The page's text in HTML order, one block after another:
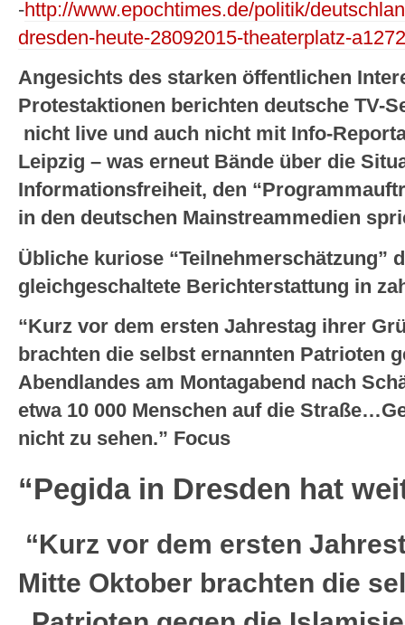
-http://www.epochtimes.de/politik/
dresden-heute-28092015-theaterplatz-
Angesichts des starken öffentlichen
Protestaktionen berichten deutsche TV-
nicht live und auch nicht mit Info-
Leipzig – was erneut Bände über die
Informationsfreiheit, den
in den deutschen Mainstreammedien
Übliche kuriose “Teilnehmerschätzung”
gleichgeschaltete Berichterstattung in
“Kurz vor dem ersten Jahrestag ihrer
brachten die selbst ernannten Patrioten
Abendlandes am Montagabend nach
etwa 10 000 Menschen auf die
nicht zu sehen.” Focus
“Pegida in Dresden hat
“Kurz vor dem ersten
Mitte Oktober brachten die